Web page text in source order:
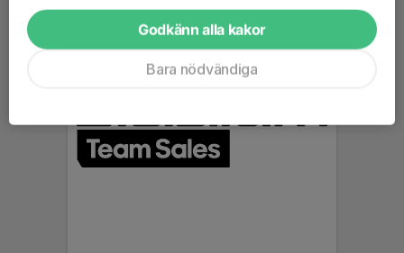
Godkänn alla kakor
Bara nödvändiga